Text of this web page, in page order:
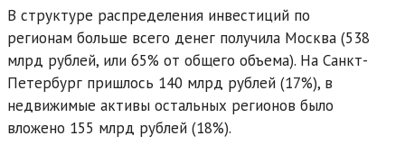
В структуре распределения инвестиций по
регионам больше всего денег получила Москва (538
млрд рублей, или 65% от общего объема). На Санкт-
Петербург пришлось 140 млрд рублей (17%), в
недвижимые активы остальных регионов было
вложено 155 млрд рублей (18%).